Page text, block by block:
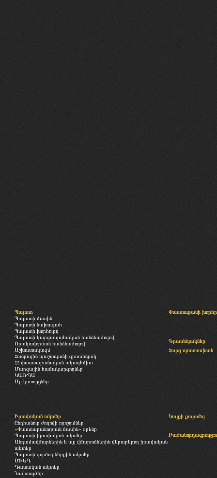
Պալատ
Պալատի մասին
Պալատի նախագահ
Պալատի խորհուրդ
Պալատի կարգապահական հանձնաժողով
Որակավորման հանձնաժողով
Աշխատակազմ
Հանրային պաշտպանի գրասենյակ
ՀՀ փաստաբանական ակադեմիա
Մարզային համակարգողներ
ԿԱՌՊԱ
Այլ կառույցներ
Փաստաբանի
Գրասենյակներ
Հարց-պատասխան
Իրավական ակտեր
Ընդհանուր ժողովի որոշումներ
«Փաստաբանության մասին» օրենք
Պալատի իրավական ակտեր
Անդամավճարներին և այլ վճարումներին վերաբերող իրավական
ակտեր
Պալատի գործող ներքին ակտեր
ՄԻԵԴ
Դատական ակտեր
Նախագծեր
Կայքի քարտեզ